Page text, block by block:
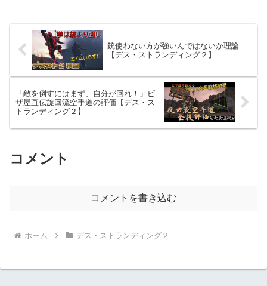
銃使わない方が強いんではないか理論
【デス・ストランディング２】
「敵を倒すにはまず、自分が回れ！」ピ
ザ屋直伝旋回流空手道の評価【デス・ス
トランディング２】
コメント
コメントを書き込む
ホーム デス・ストランディング２